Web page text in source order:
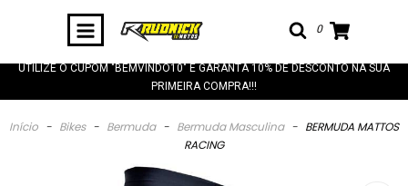
0
UTILIZE O CUPOM "BEMVINDO10" E GARANTA 10% DE DESCONTO NA SUA
PRIMEIRA COMPRA!!!
Início - Bikes - Bermuda - Bermuda Masculina - BERMUDA MATTOS
RACING